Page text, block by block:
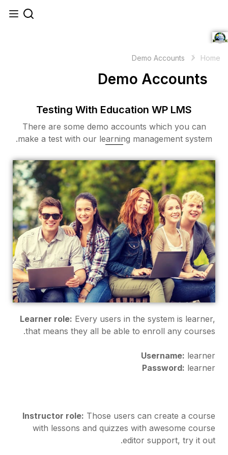
Testing With
There are some demo
make a test with our
Learner role: Every users
that means they all be
Instructor role: Those
with lessons and